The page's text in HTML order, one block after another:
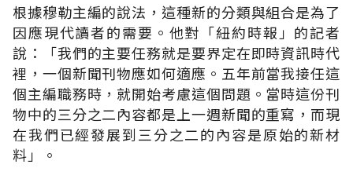
根據穆勒主編的說法，這種新的分類與組合是為了
因應現代讀者的需要。他對「紐約時報」的記者
說：「我們的主要任務就是要界定在即時資訊時代
裡，一個新聞刊物應如何適應。五年前當我接任這
個主編職務時，就開始考慮這個問題。當時這份刊
物中的三分之二內容都是上一週新聞的重寫，而現
在我們已經發展到三分之二的內容是原始的新材
料」。